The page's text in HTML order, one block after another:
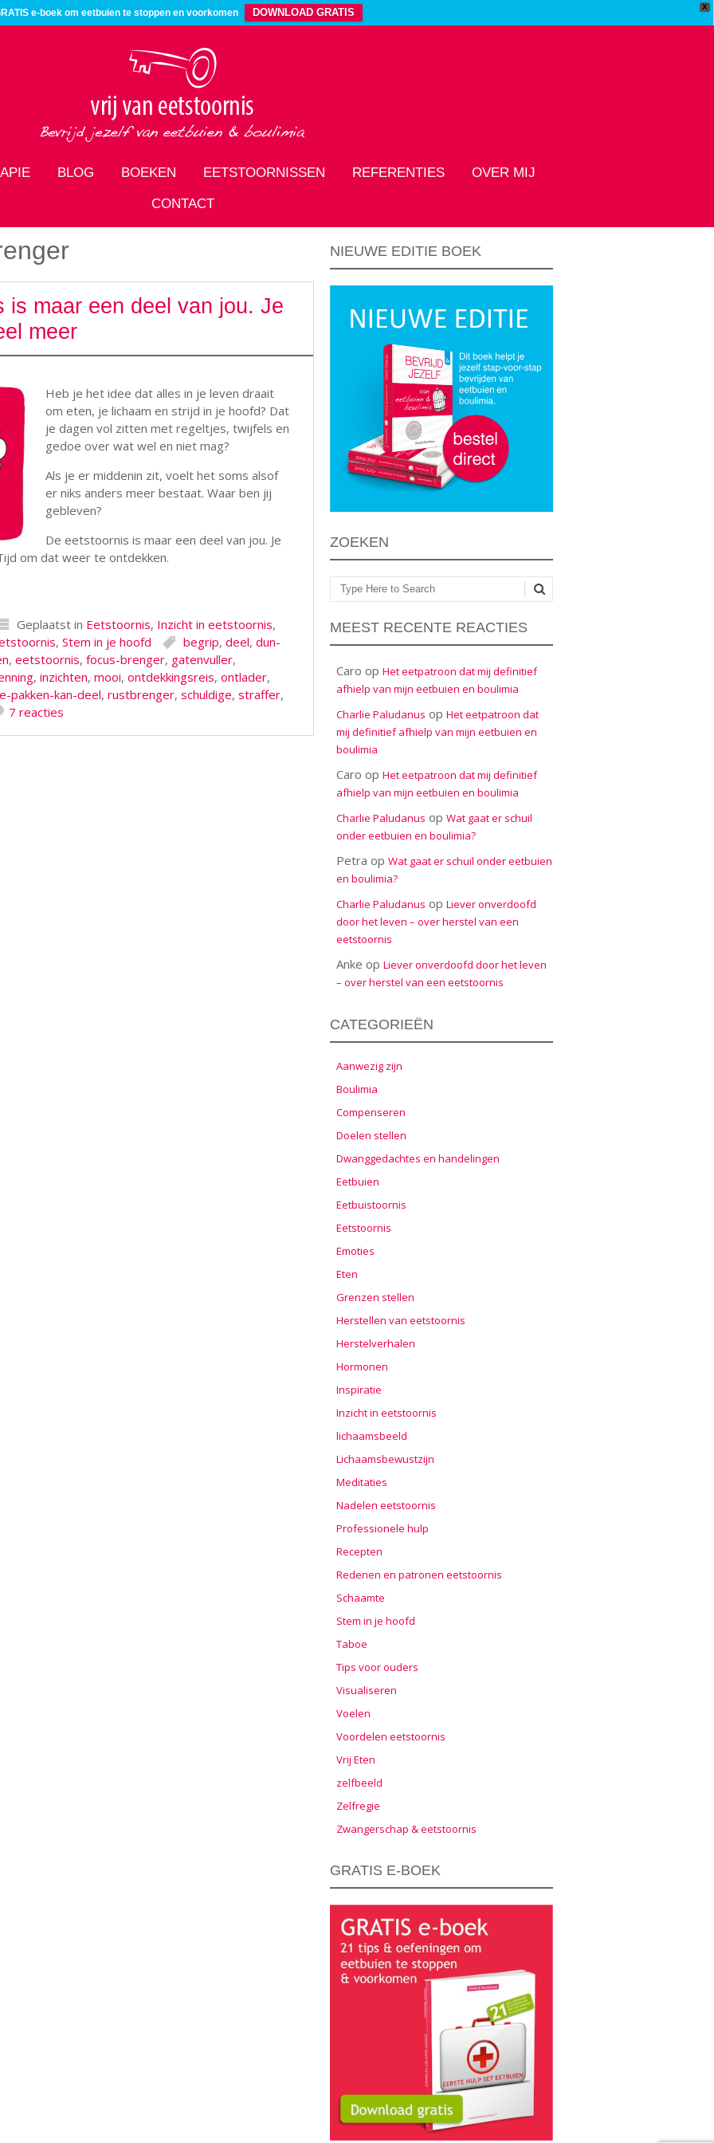
X
e-boek om eetbuien te stoppen en voorkomen DOWNLOAD GRATIS
BLOG BOEKEN EETSTOORNISSEN REFERENTIES OVER MIJ
CONTACT
is maar een deel van jou. Je
meer
Heb je het idee dat alles in je leven draait
om eten, je lichaam en strijd in je hoofd? Dat
je dagen vol zitten met regeltjes, twijfels en
gedoe over wat wel en niet mag?
Als je er middenin zit, voelt het soms alsof
er niks anders meer bestaat. Waar ben jij
gebleven?
De eetstoornis is maar een deel van jou. Je
om dat weer te ontdekken.
Geplaatst in Eetstoornis, Inzicht in eetstoornis,
, Stem in je hoofd begrip, deel, dun-
, eetstoornis, focus-brenger, gatenvuller,
, inzichten, mooi, ontdekkingsreis, ontlader,
pakken-kan-deel, rustbrenger, schuldige, straffer,
7 reacties
NIEUWE EDITIE BOEK
ZOEKEN
Zoeken
MEEST RECENTE REACTIES
Caro op Het eetpatroon dat mij definitief
afhielp van mijn eetbuien en boulimia
Charlie Paludanus op Het eetpatroon dat
mij definitief afhielp van mijn eetbuien en
boulimia
Caro op Het eetpatroon dat mij definitief
afhielp van mijn eetbuien en boulimia
Charlie Paludanus op Wat gaat er schuil
onder eetbuien en boulimia?
Petra op Wat gaat er schuil onder eetbuien
en boulimia?
Charlie Paludanus op Liever onverdoofd
door het leven – over herstel van een
eetstoornis
Anke op Liever onverdoofd door het leven
– over herstel van een eetstoornis
CATEGORIEËN
Aanwezig zijn
Boulimia
Compenseren
Doelen stellen
Dwanggedachtes en handelingen
Eetbuien
Eetbuistoornis
Eetstoornis
Emoties
Eten
Grenzen stellen
Herstellen van eetstoornis
Herstelverhalen
Hormonen
Inspiratie
Inzicht in eetstoornis
lichaamsbeeld
Lichaamsbewustzijn
Meditaties
Nadelen eetstoornis
Professionele hulp
Recepten
Redenen en patronen eetstoornis
Schaamte
Stem in je hoofd
Taboe
Tips voor ouders
Visualiseren
Voelen
Voordelen eetstoornis
Vrij Eten
zelfbeeld
Zelfregie
Zwangerschap & eetstoornis
GRATIS E-BOEK